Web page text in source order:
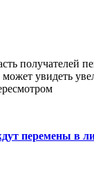
получателей
увидеть
перемены в